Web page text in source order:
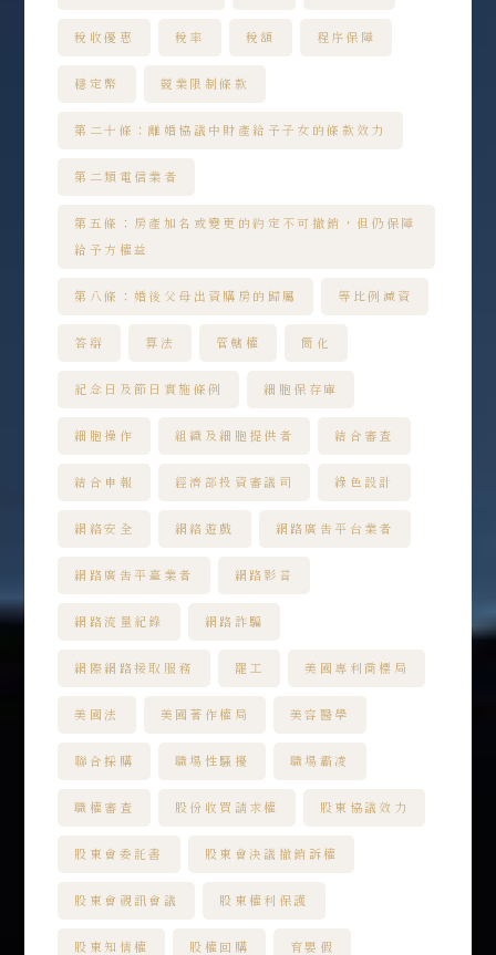
稅收優惠 稅率 稅額 程序保障
穩定幣 競業限制條款
第二十條：離婚協議中財產給予子女的條款效力
第二類電信業者
第五條：房產加名或變更的約定不可撤銷，但仍保障
給予方權益
第八條：婚後父母出資購房的歸屬 等比例減資
答辯 算法 管轄權 簡化
紀念日及節日實施條例 細胞保存庫
細胞操作 組織及細胞提供者 結合審查
結合申報 經濟部投資審議司 綠色設計
網絡安全 網絡遊戲 網路廣告平台業者
網路廣告平臺業者 網路影音
網路流量紀錄 網路詐騙
網際網路接取服務 罷工 美國專利商標局
美國法 美國著作權局 美容醫學
聯合採購 職場性騷擾 職場霸凌
職權審查 股份收買請求權 股東協議效力
股東會委託書 股東會決議撤銷訴權
股東會視訊會議 股東權利保護
股東知情權 股權回購 育嬰假